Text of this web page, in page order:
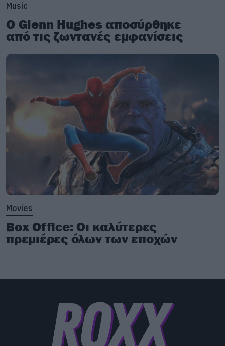
Music
Ο Glenn Hughes αποσύρθηκε
από τις ζωντανές εμφανίσεις
Movies
Box Office: Οι καλύτερες
πρεμιέρες όλων των εποχών